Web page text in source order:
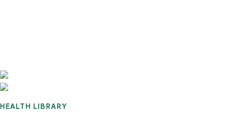
HEALTH LIBRARY